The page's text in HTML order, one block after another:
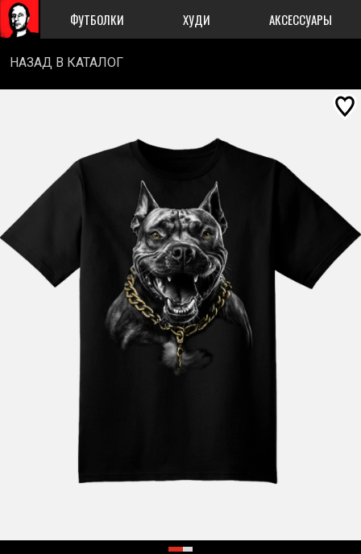
ФУТБОЛКИ ХУДИ АКСЕССУАРЫ
НАЗАД В КАТАЛОГ